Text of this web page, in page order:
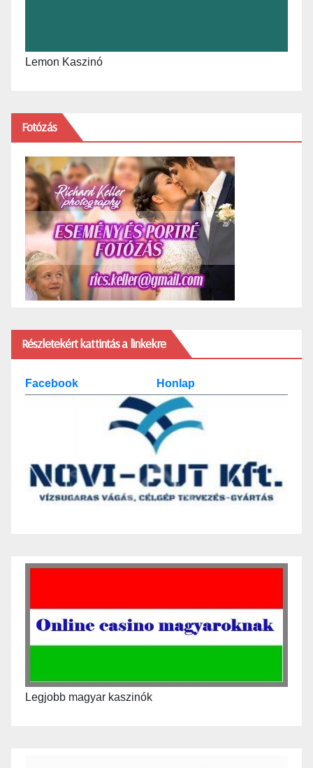
Lemon Kaszinó
Fotózás
Részletekért kattintás a linkekre
Facebook Honlap
Legjobb magyar kaszinók